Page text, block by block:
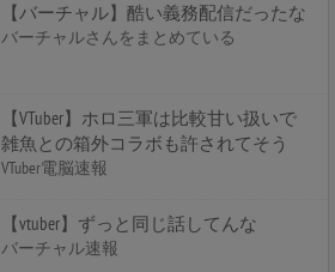
【バーチャル】酷い義務配信だったな
バーチャルさんをまとめている
【VTuber】ホロ三軍は比較甘い扱いで
雑魚との箱外コラボも許されてそう
VTuber電脳速報
【vtuber】ずっと同じ話してんな
バーチャル速報